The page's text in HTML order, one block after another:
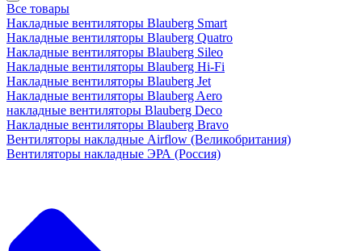
Все товары
Накладные вентиляторы Blauberg Smart
Накладные вентиляторы Blauberg Quatro
Накладные вентиляторы Blauberg Sileo
Накладные вентиляторы Blauberg Hi-Fi
Накладные вентиляторы Blauberg Jet
Накладные вентиляторы Blauberg Aero
накладные вентиляторы Blauberg Deco
Накладные вентиляторы Blauberg Bravo
Вентиляторы накладные Airflow (Великобритания)
Вентиляторы накладные ЭРА (Россия)